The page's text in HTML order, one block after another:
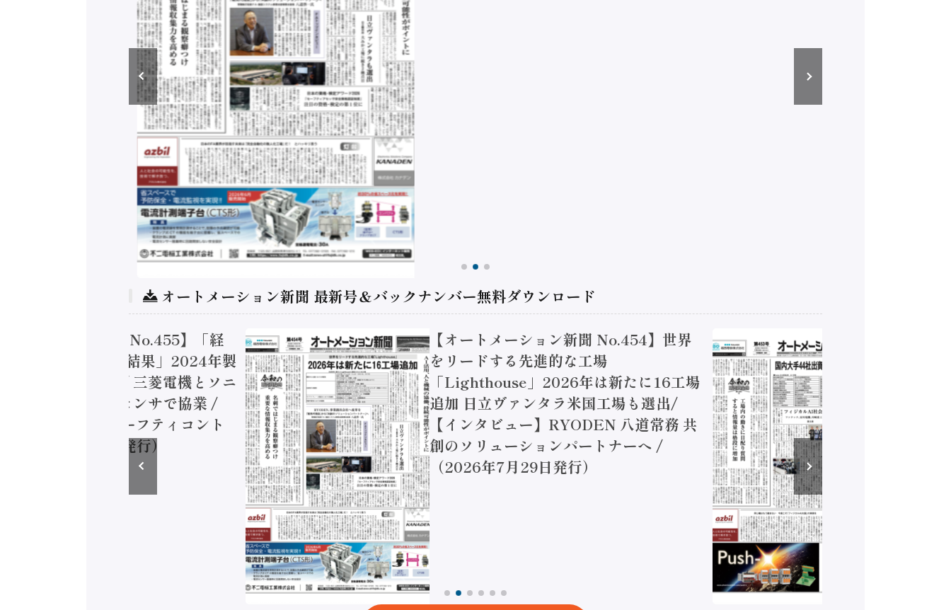
オートメーション新聞 最新号＆バックナンバー無料ダウンロード
トメーション新聞 No.455】「経
実態調査二次集計結果」2024年製
加価値額86兆円 / 三菱電機とソニ
コン AIビジョンセンサで協業 /
安全に動かすセーフティコント
（2026年8月5日発行）
【オートメーション新聞 No.454】世界
をリードする先進的な工場
「Lighthouse」2026年は新たに16工場
追加 日立ヴァンタラ米国工場も選出/
【インタビュー】RYODEN 八道常務 共
創のソリューションパートナーへ /
（2026年7月29日発行）